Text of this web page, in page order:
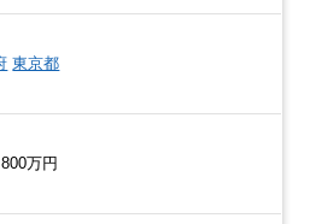
東京都
万円